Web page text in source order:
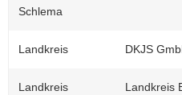
Schlema
Landkreis DKJS
Landkreis Landkreis